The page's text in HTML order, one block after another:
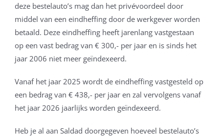
deze bestelauto’s mag dan het privévoordeel door
middel van een eindheffing door de werkgever worden
betaald. Deze eindheffing heeft jarenlang vastgestaan
op een vast bedrag van € 300,- per jaar en is sinds het
jaar 2006 niet meer geïndexeerd.
Vanaf het jaar 2025 wordt de eindheffing vastgesteld op
een bedrag van € 438,- per jaar en zal vervolgens vanaf
het jaar 2026 jaarlijks worden geïndexeerd.
Heb je al aan Saldad doorgegeven hoeveel bestelauto’s